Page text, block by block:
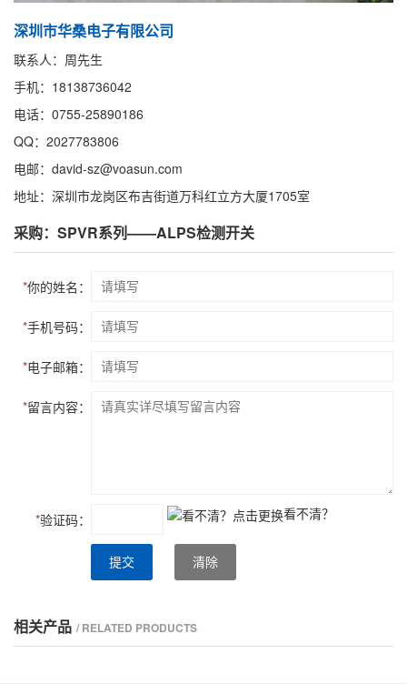
深圳市华桑电子有限公司
联系人：周先生
手机：18138736042
电话：0755-25890186
QQ：2027783806
电邮：david-sz@voasun.com
地址：深圳市龙岗区布吉街道万科红立方大厦1705室
采购：SPVR系列——ALPS检测开关
*你的姓名：
*手机号码：
*电子邮箱：
*留言内容：
*验证码： 看不清？
提交 清除
相关产品 / RELATED PRODUCTS